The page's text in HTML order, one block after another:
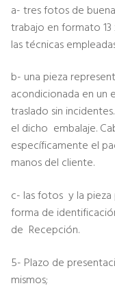
a- tres fotos de
trabajo en formato 13
las técnicas
b- una pieza
acondicionada en un
traslado sin
el dicho embalaje.
específicamente el
manos del cliente.
c- las fotos y la
forma de
de Recepción.
5- Plazo de
mismos;